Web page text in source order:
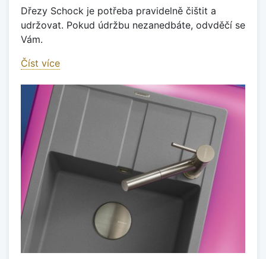
Dřezy Schock je potřeba pravidelně čištit a
udržovat. Pokud údržbu nezanedbáte, odvděčí se
Vám.
Číst více